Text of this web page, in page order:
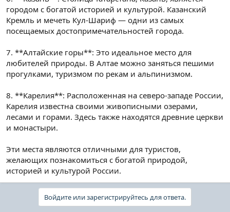
городом с богатой историей и культурой. Казанский
Кремль и мечеть Кул-Шариф — одни из самых
посещаемых достопримечательностей города.
7. **Алтайские горы**: Это идеальное место для
любителей природы. В Алтае можно заняться пешими
прогулками, туризмом по рекам и альпинизмом.
8. **Карелия**: Расположенная на северо-западе России,
Карелия известна своими живописными озерами,
лесами и горами. Здесь также находятся древние церкви
и монастыри.
Эти места являются отличными для туристов,
желающих познакомиться с богатой природой,
историей и культурой России.
Войдите или зарегистрируйтесь для ответа.